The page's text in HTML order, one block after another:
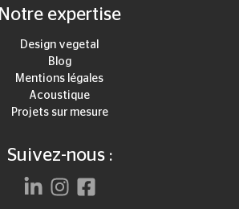
Notre expertise
Design vegetal
Blog
Mentions légales
Acoustique
Projets sur mesure
Suivez-nous :